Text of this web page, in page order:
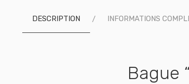
DESCRIPTION INFORMATIONS
Bague